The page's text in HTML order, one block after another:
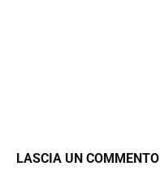
LASCIA UN COMMENTO